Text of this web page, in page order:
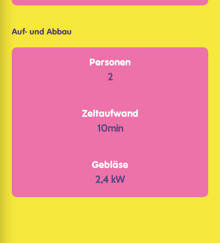
Auf- und Abbau
Personen
2
Zeitaufwand
10min
Gebläse
2,4 kW